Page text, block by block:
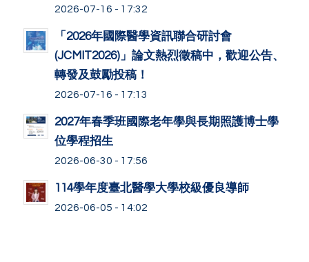
2026-07-16 - 17:32
「2026年國際醫學資訊聯合研討會
(JCMIT2026)」論文熱烈徵稿中，歡迎公告、
轉發及鼓勵投稿！
2026-07-16 - 17:13
2027年春季班國際老年學與長期照護博士學
位學程招生
2026-06-30 - 17:56
114學年度臺北醫學大學校級優良導師
2026-06-05 - 14:02